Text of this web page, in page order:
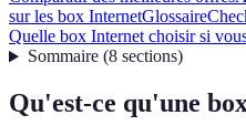
sur les box InternetGlossaire
Quelle box Internet choisir si
Sommaire(8 sections)
Qu'est-ce qu'une